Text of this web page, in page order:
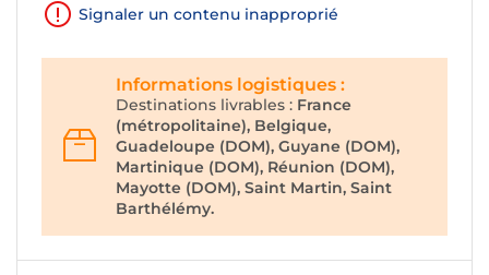
Signaler un contenu inapproprié
Informations logistiques :
Destinations livrables : France
(métropolitaine), Belgique,
Guadeloupe (DOM), Guyane (DOM),
Martinique (DOM), Réunion (DOM),
Mayotte (DOM), Saint Martin, Saint
Barthélémy.